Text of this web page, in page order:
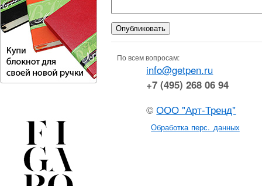
По всем вопросам:
info@getpen.ru
+7 (495) 268 06 94
©ООО "Арт-Тренд"
Обработка перс. данных